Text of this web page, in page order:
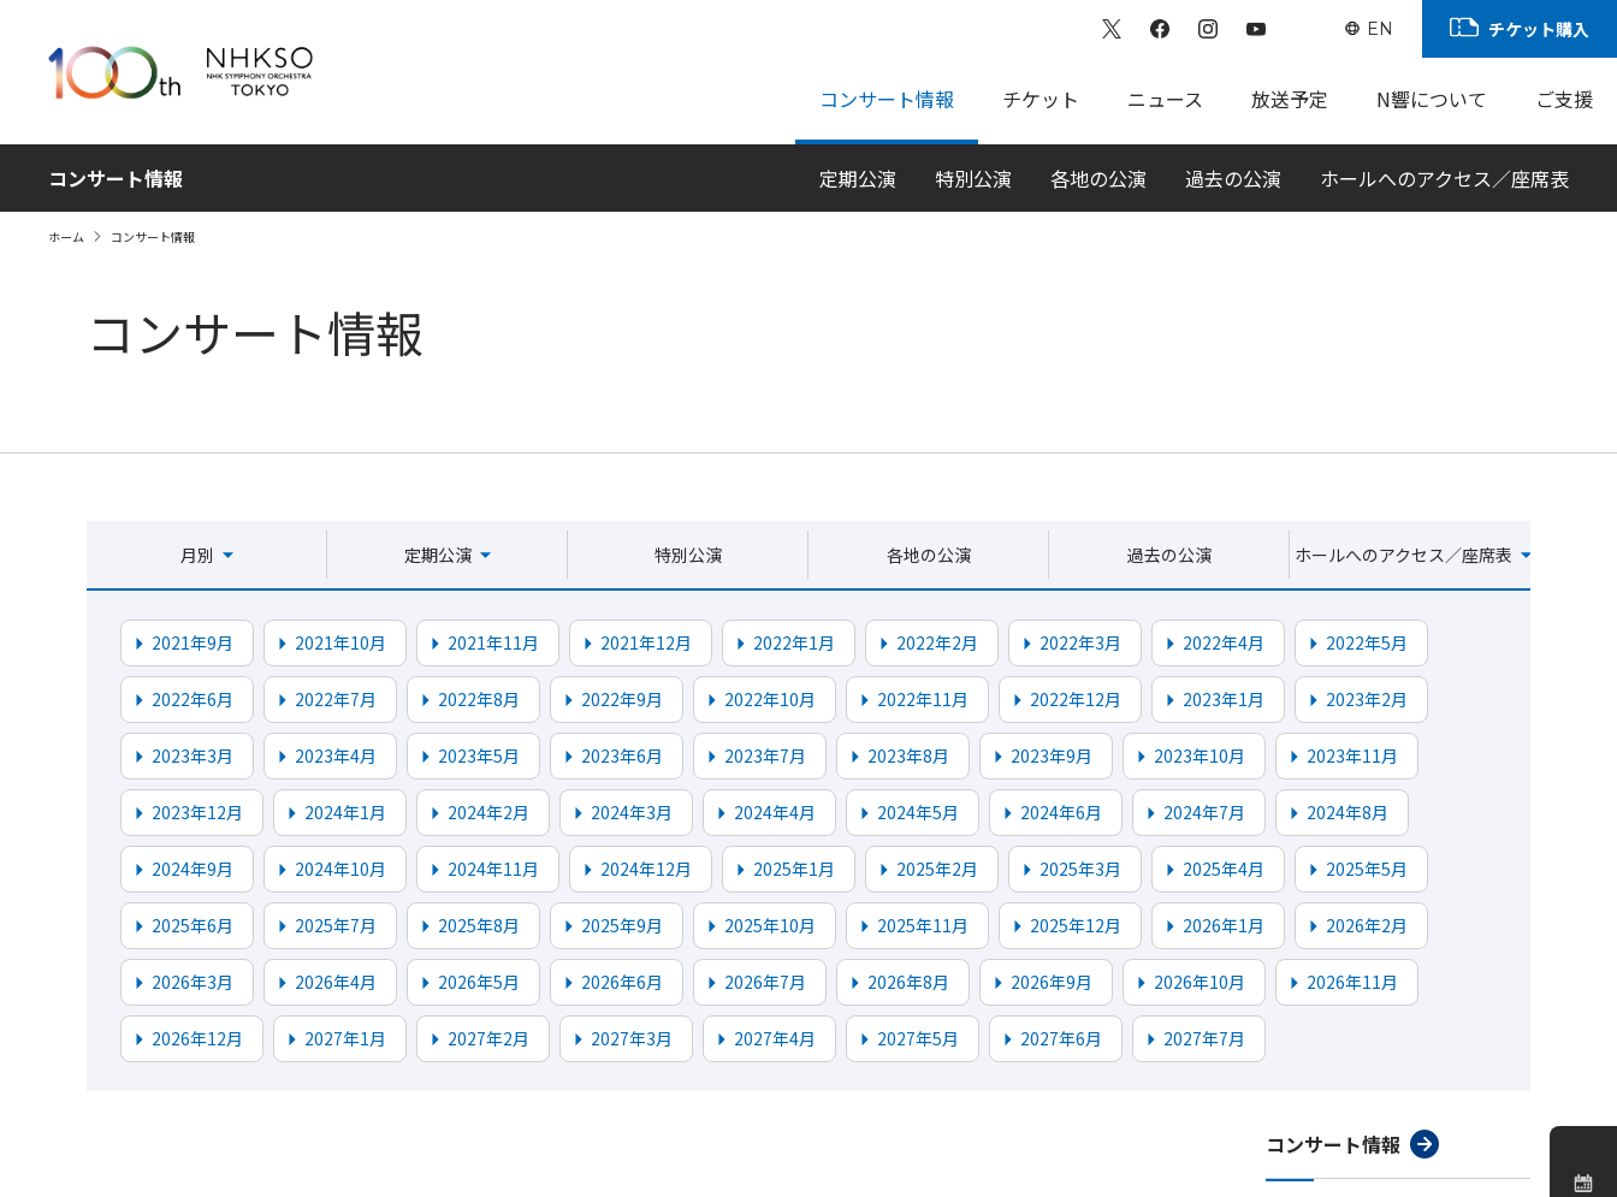
EN チケット購入
コンサート情報 チケット ニュース 放送予定 N響について ご支援
コンサート情報 定期公演 特別公演 各地の公演 過去の公演 ホールへのアクセス／座席表
ホーム コンサート情報
コンサート情報
月別 定期公演 特別公演 各地の公演 過去の公演 ホールへのアクセス／座席表
2021年9月 2021年10月 2021年11月 2021年12月 2022年1月 2022年2月 2022年3月 2022年4月 2022年5月
2022年6月 2022年7月 2022年8月 2022年9月 2022年10月 2022年11月 2022年12月 2023年1月 2023年2月
2023年3月 2023年4月 2023年5月 2023年6月 2023年7月 2023年8月 2023年9月 2023年10月 2023年11月
2023年12月 2024年1月 2024年2月 2024年3月 2024年4月 2024年5月 2024年6月 2024年7月 2024年8月
2024年9月 2024年10月 2024年11月 2024年12月 2025年1月 2025年2月 2025年3月 2025年4月 2025年5月
2025年6月 2025年7月 2025年8月 2025年9月 2025年10月 2025年11月 2025年12月 2026年1月 2026年2月
2026年3月 2026年4月 2026年5月 2026年6月 2026年7月 2026年8月 2026年9月 2026年10月 2026年11月
2026年12月 2027年1月 2027年2月 2027年3月 2027年4月 2027年5月 2027年6月 2027年7月
コンサート情報